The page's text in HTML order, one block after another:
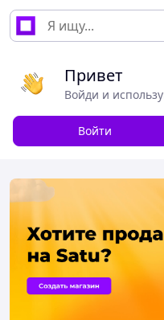
Привет
Войди и
Войти